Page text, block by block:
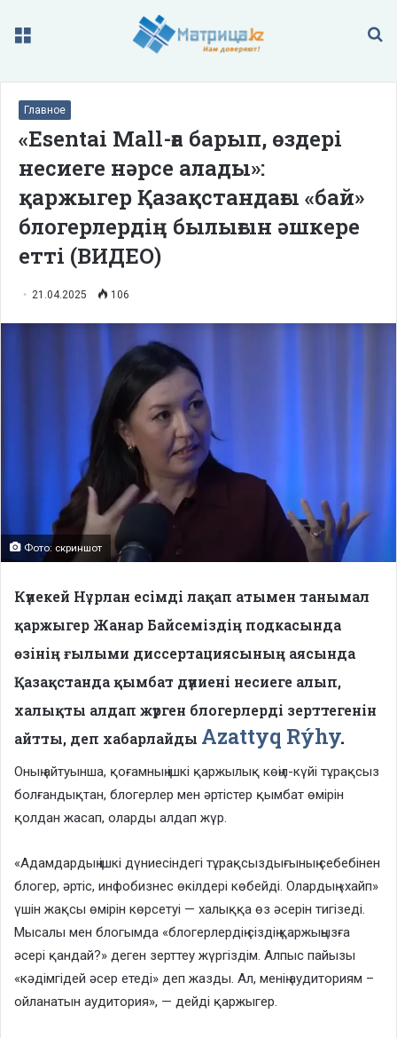
Меню
Главное
«Esentai Mall-ға барып, өздері
несиеге нәрсе алады»:
қаржыгер Қазақстандағы «бай»
блогерлердің былығын әшкере
етті (ВИДЕО)
21.04.2025 106
Фото: скриншот
Күнекей Нұрлан есімді лақап атымен танымал
қаржыгер Жанар Байсеміздің подкасында
өзінің ғылыми диссертациясының аясында
Қазақстанда қымбат дүниені несиеге алып,
халықты алдап жүрген блогерлерді зерттегенін
айтты, деп хабарлайды Azattyq Rýhy.
Оның айтуынша, қоғамның ішкі қаржылық көңіл-күйі тұрақсыз
болғандықтан, блогерлер мен әртістер қымбат өмірін
қолдан жасап, оларды алдап жүр.
«Адамдардың ішкі дүниесіндегі тұрақсыздығының себебінен
блогер, әртіс, инфобизнес өкілдері көбейді. Олардың «хайп»
үшін жақсы өмірін көрсетуі — халыққа өз әсерін тигізеді.
Мысалы мен блогымда «блогерлердің сіздің қаржыңызға
әсері қандай?» деген зерттеу жүргіздім. Алпыс пайызы
«кәдімгідей әсер етеді» деп жазды. Ал, менің аудиториям –
ойланатын аудитория», — дейді қаржыгер.